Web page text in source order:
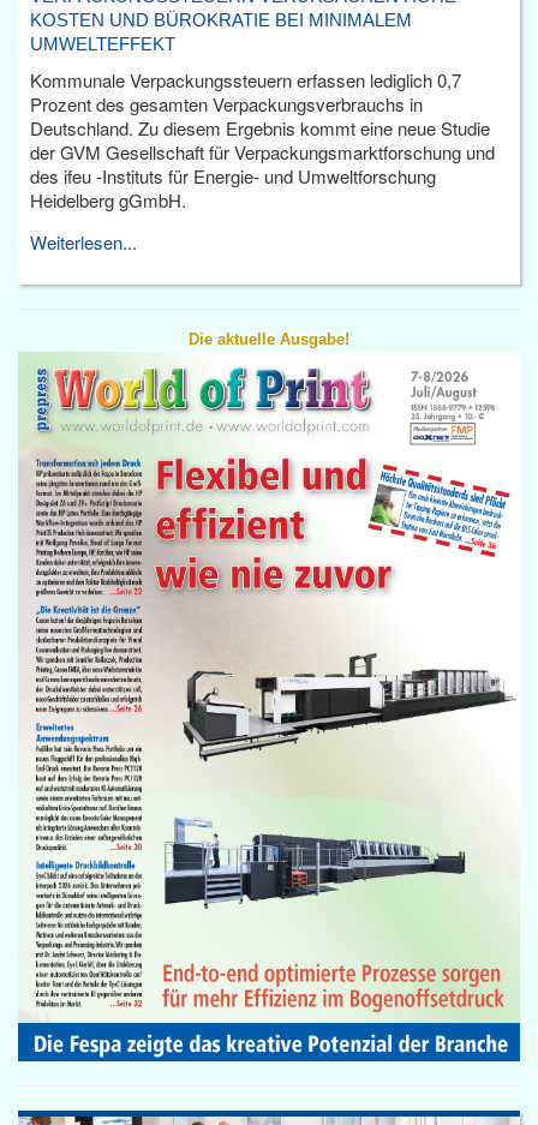
KOSTEN UND BÜROKRATIE BEI MINIMALEM
UMWELTEFFEKT
Kommunale Verpackungssteuern erfassen lediglich 0,7
Prozent des gesamten Verpackungsverbrauchs in
Deutschland. Zu diesem Ergebnis kommt eine neue Studie
der GVM Gesellschaft für Verpackungsmarktforschung und
des ifeu -Instituts für Energie- und Umweltforschung
Heidelberg gGmbH.
Weiterlesen...
Die aktuelle Ausgabe!